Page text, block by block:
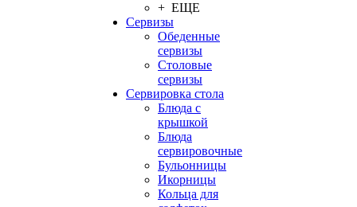
+ ЕЩЕ
Сервизы
Обеденные
сервизы
Столовые
сервизы
Сервировка стола
Блюда с
крышкой
Блюда
сервировочные
Бульонницы
Икорницы
Кольца для